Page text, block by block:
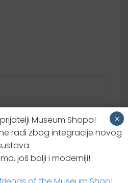
Museum Shopa!
radi zbog integracije novog
još bolji i moderniji!
×